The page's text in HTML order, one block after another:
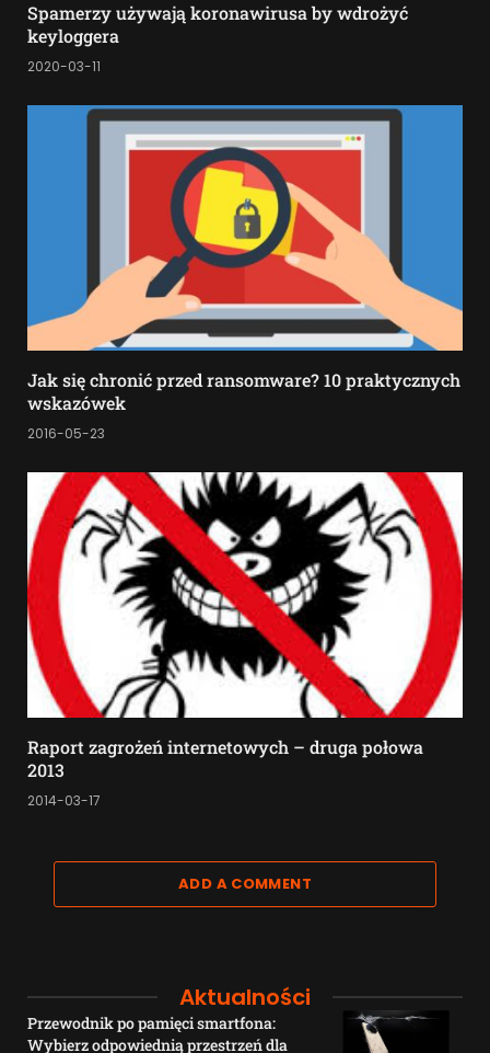
Spamerzy używają koronawirusa by wdrożyć
keyloggera
2020-03-11
Jak się chronić przed ransomware? 10 praktycznych
wskazówek
2016-05-23
Raport zagrożeń internetowych – druga połowa
2013
2014-03-17
ADD A COMMENT
Aktualności
Przewodnik po pamięci smartfona:
Wybierz odpowiednią przestrzeń dla